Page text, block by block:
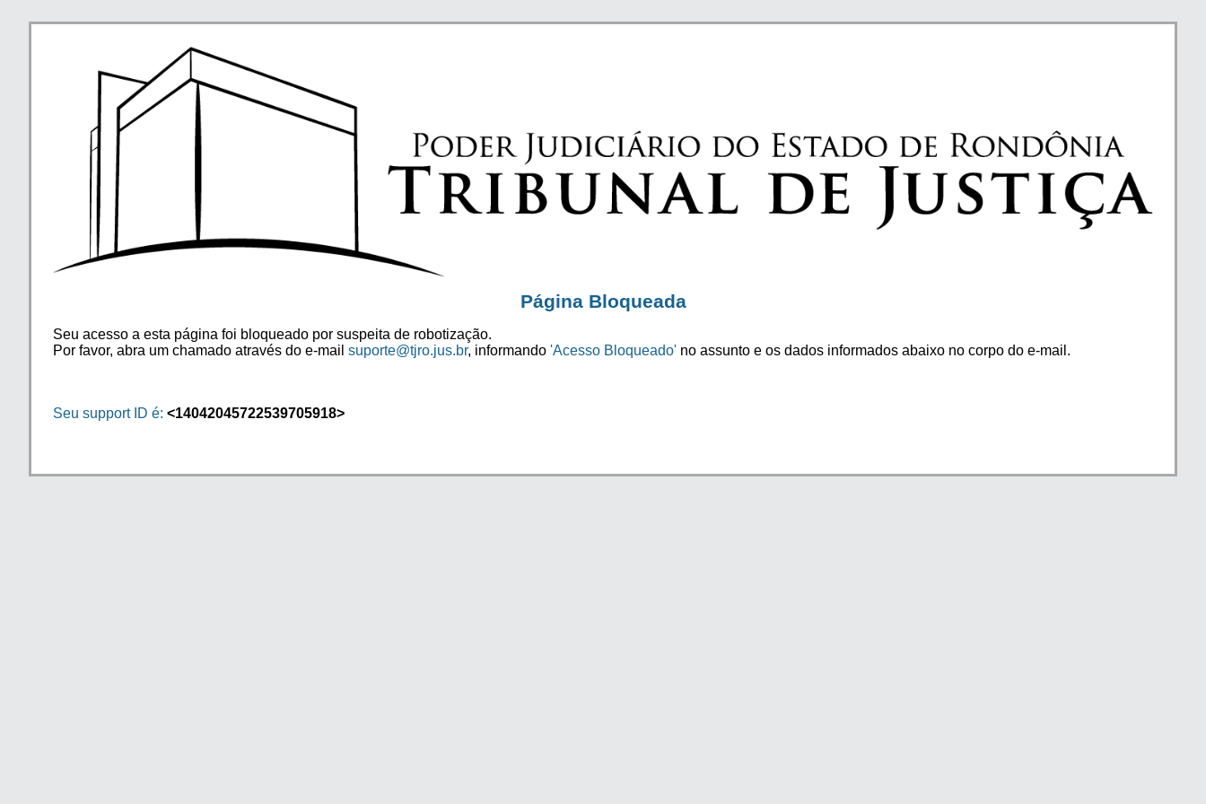
Página Bloqueada
Seu acesso a esta página foi bloqueado por suspeita de robotização.
Por favor, abra um chamado através do e-mail suporte@tjro.jus.br, informando 'Acesso Bloqueado' no assunto e os dados informados abaixo no corpo do e-mail.
Seu support ID é: <14042045722539705918>